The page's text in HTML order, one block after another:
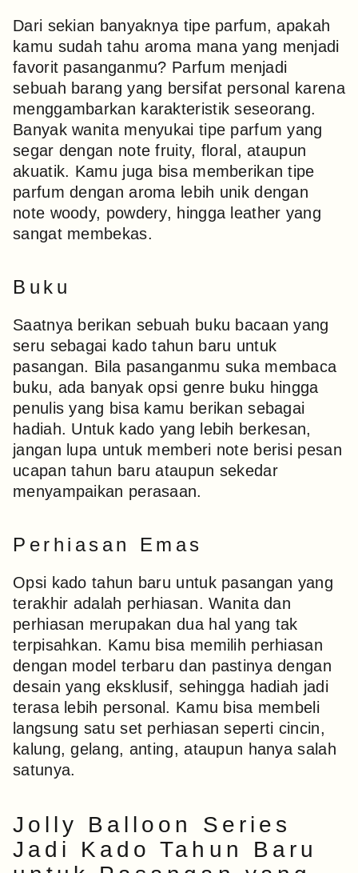
Dari sekian banyaknya tipe parfum, apakah
kamu sudah tahu aroma mana yang menjadi
favorit pasanganmu? Parfum menjadi
sebuah barang yang bersifat personal karena
menggambarkan karakteristik seseorang.
Banyak wanita menyukai tipe parfum yang
segar dengan note fruity, floral, ataupun
akuatik. Kamu juga bisa memberikan tipe
parfum dengan aroma lebih unik dengan
note woody, powdery, hingga leather yang
sangat membekas.
Buku
Saatnya berikan sebuah buku bacaan yang
seru sebagai kado tahun baru untuk
pasangan. Bila pasanganmu suka membaca
buku, ada banyak opsi genre buku hingga
penulis yang bisa kamu berikan sebagai
hadiah. Untuk kado yang lebih berkesan,
jangan lupa untuk memberi note berisi pesan
ucapan tahun baru ataupun sekedar
menyampaikan perasaan.
Perhiasan Emas
Opsi kado tahun baru untuk pasangan yang
terakhir adalah perhiasan. Wanita dan
perhiasan merupakan dua hal yang tak
terpisahkan. Kamu bisa memilih perhiasan
dengan model terbaru dan pastinya dengan
desain yang eksklusif, sehingga hadiah jadi
terasa lebih personal. Kamu bisa membeli
langsung satu set perhiasan seperti cincin,
kalung, gelang, anting, ataupun hanya salah
satunya.
Jolly Balloon Series
Jadi Kado Tahun Baru